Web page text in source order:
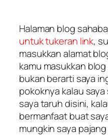
Halaman blog
untuk tukeran link,
masukkan alamat
kamu masukkan
bukan berarti saya
pokoknya kalau
saya taruh disini,
bermanfaat buat
mungkin saya